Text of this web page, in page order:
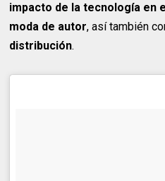
impacto de la tecnología en
moda de autor, así también
distribución.